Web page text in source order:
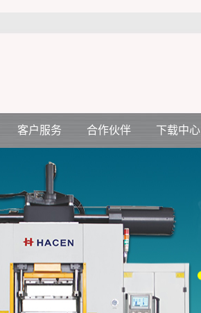
客户服务
客户服务
合作伙伴 下载中心